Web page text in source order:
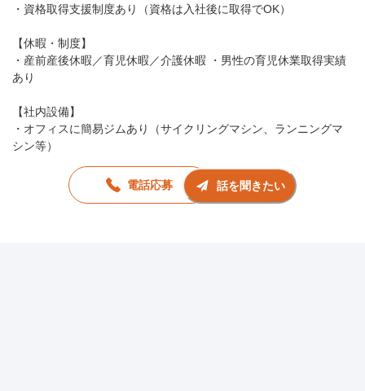
・資格取得支援制度あり（資格は入社後に取得でOK）
【休暇・制度】
・産前産後休暇／育児休暇／介護休暇 ・男性の育児休業取得実績
あり
【社内設備】
・オフィスに簡易ジムあり（サイクリングマシン、ランニングマ
シン等）
電話応募 話を聞きたい